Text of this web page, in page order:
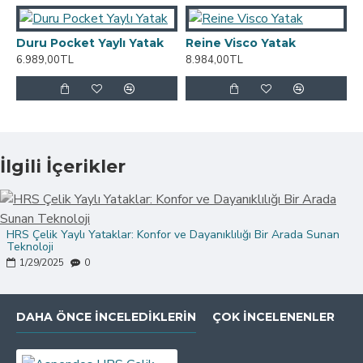
Yatak Avantajları
Yüksek Dayanıklılık:
Özel üretilmiş HRS çelik
yaylar sayesinde uzun ömürlü ve formunu
koruyan bir yapı sunar.
deneyimi sunar.
yapısı sayesinde terleme ve sıcaklık
dengesizliklerini önler.
Hareket Transferini Azaltır:
uyumanızı sağlar.
Antibakteriyel ve Hipoalerjenik:
akarlarına ve alerjenlere karşı koruma sağlayarak
Duru Pocket Yaylı Yatak
6.989,00TL
Reine Visco Yatak
8.984,00TL
İlgili İçerikler
HRS Çelik Yaylı Yataklar: Konfor ve Dayanıklılığı Bir Arada Sunan
Teknoloji
1/29/2025 0
DAHA ÖNCE İNCELEDIKLERIN ÇOK İNCELENENLER